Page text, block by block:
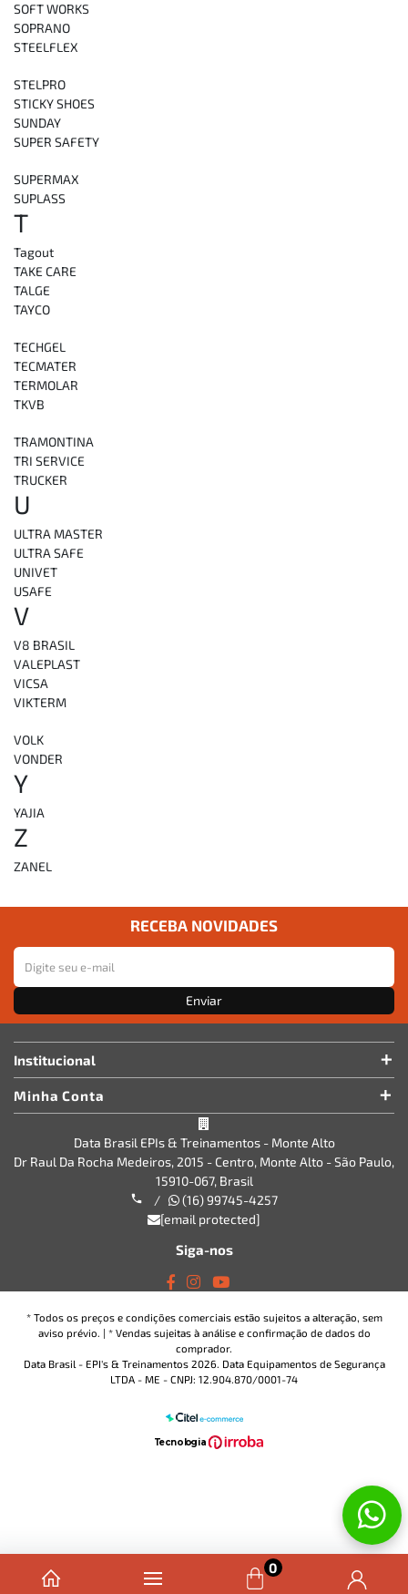
SOFT WORKS
SOPRANO
STEELFLEX
STELPRO
STICKY SHOES
SUNDAY
SUPER SAFETY
SUPERMAX
SUPLASS
T
Tagout
TAKE CARE
TALGE
TAYCO
TECHGEL
TECMATER
TERMOLAR
TKVB
TRAMONTINA
TRI SERVICE
TRUCKER
U
ULTRA MASTER
ULTRA SAFE
UNIVET
USAFE
V
V8 BRASIL
VALEPLAST
VICSA
VIKTERM
VOLK
VONDER
Y
YAJIA
Z
ZANEL
RECEBA NOVIDADES
Enviar
Institucional
Minha Conta
Data Brasil EPIs & Treinamentos - Monte Alto
Dr Raul Da Rocha Medeiros, 2015 - Centro, Monte Alto - São Paulo,
15910-067, Brasil
/
(16) 99745-4257
[email protected]
Siga-nos
* Todos os preços e condições comerciais estão sujeitos a alteração, sem
aviso prévio. | * Vendas sujeitas à análise e confirmação de dados do
comprador.
Data Brasil - EPI's & Treinamentos 2026. Data Equipamentos de Segurança
LTDA - ME - CNPJ: 12.904.870/0001-74
Tecnologia
0